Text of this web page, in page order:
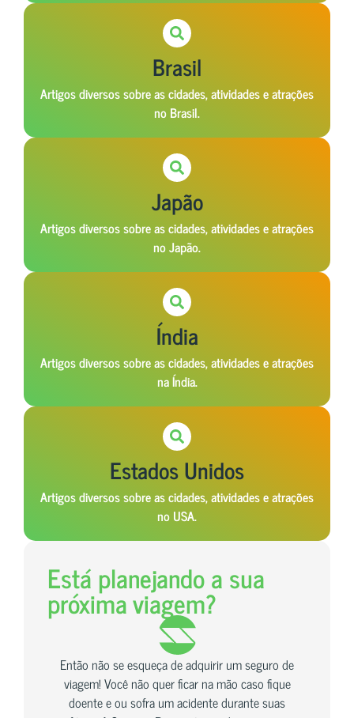
Brasil
Artigos diversos sobre as cidades, atividades e atrações
no Brasil.
Japão
Artigos diversos sobre as cidades, atividades e atrações
no Japão.
Índia
Artigos diversos sobre as cidades, atividades e atrações
na Índia.
Estados Unidos
Artigos diversos sobre as cidades, atividades e atrações
no USA.
Está planejando a sua
próxima viagem?
Então não se esqueça de adquirir um seguro de
viagem! Você não quer ficar na mão caso fique
doente e ou sofra um acidente durante suas